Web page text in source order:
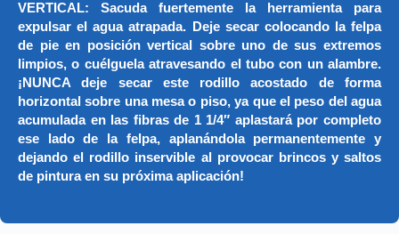
VERTICAL: Sacuda fuertemente la herramienta para
expulsar el agua atrapada. Deje secar colocando la felpa
de pie en posición vertical sobre uno de sus extremos
limpios, o cuélguela atravesando el tubo con un alambre.
¡NUNCA deje secar este rodillo acostado de forma
horizontal sobre una mesa o piso, ya que el peso del agua
acumulada en las fibras de 1 1/4″ aplastará por completo
ese lado de la felpa, aplanándola permanentemente y
dejando el rodillo inservible al provocar brincos y saltos
de pintura en su próxima aplicación!